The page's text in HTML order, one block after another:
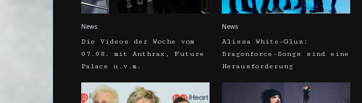
News
Die Videos der Woche vom
07.08. mit Anthrax, Future
Palace u.v.m.
News
Alissa White-Gluz:
Dragonforce-Songs sind eine
Herausforderung